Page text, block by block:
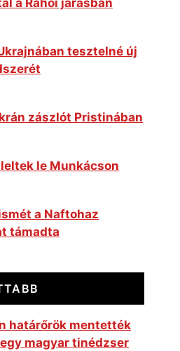
tesztelné új
zászlót Pristinában
le Munkácson
a Naftohaz
támadta
határőrök mentették
magyar tinédzser